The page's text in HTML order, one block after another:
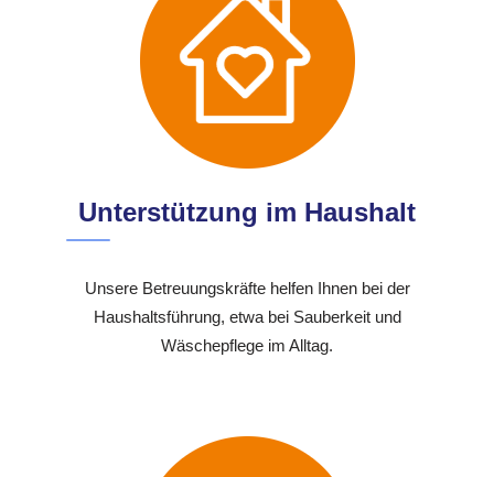
Unterstützung im Haushalt
Unsere Betreuungskräfte helfen Ihnen bei der
Haushaltsführung, etwa bei Sauberkeit und
Wäschepflege im Alltag.